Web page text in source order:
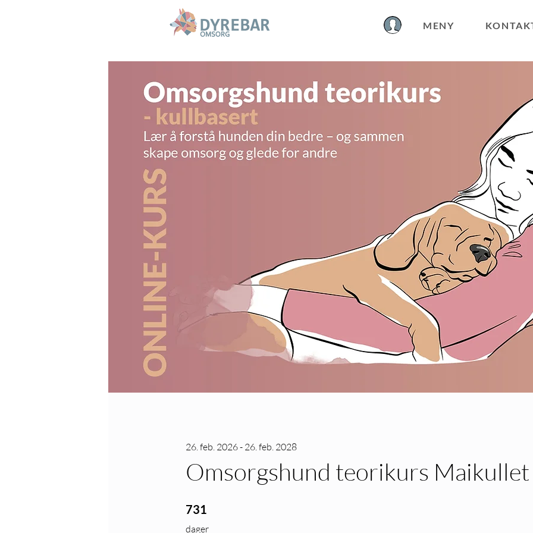
MENY
Omsorgshund teorikurs
26. feb. 2026 - 26. feb. 2028
731
dager
731 dager